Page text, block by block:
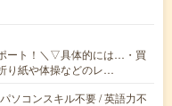
ート！＼▽具体的には…・買
り紙や体操などのレ…
ソコンスキル不要 / 英語力不